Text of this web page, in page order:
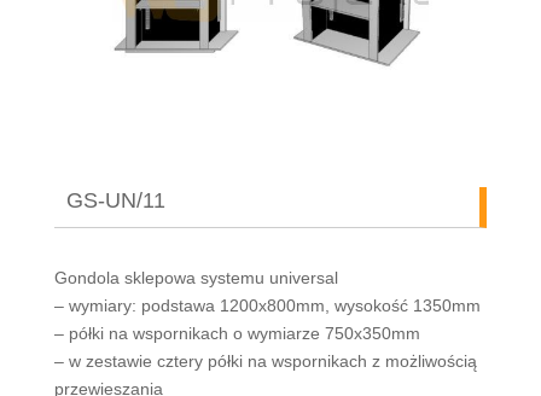
GS-UN/11
Gondola sklepowa systemu universal
– wymiary: podstawa 1200x800mm, wysokość 1350mm
– półki na wspornikach o wymiarze 750x350mm
– w zestawie cztery półki na wspornikach z możliwością
przewieszania